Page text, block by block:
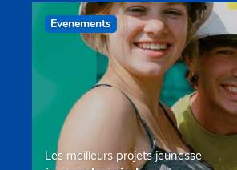
Evenements
Les meilleurs projets jeunesse